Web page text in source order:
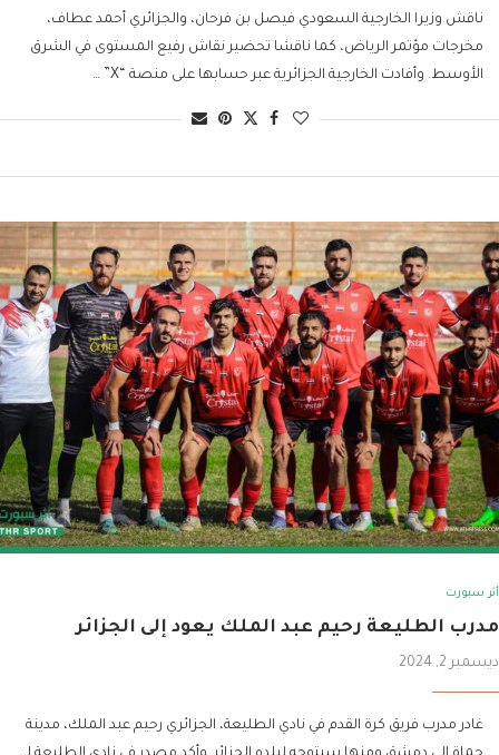
ناقش وزيرا الخارجية السعودي فيصل بن فرحان، والجزائري أحمد عطاف،
مخرجات مؤتمر الرياض، كما ناقشا تحضير نقاش رفيع المستوى في الشرق
الأوسط. وأفادت الخارجية الجزائرية عبر حسابها على منصة “X” …
أثر سبورت
مدرب الطليعة رحيم عبد الملك يعود إلى الجزائر
ديسمبر 2, 2024
غادر مدرب فريق كرة القدم في نادي الطليعة، الجزائري رحيم عبد الملك، مدينة